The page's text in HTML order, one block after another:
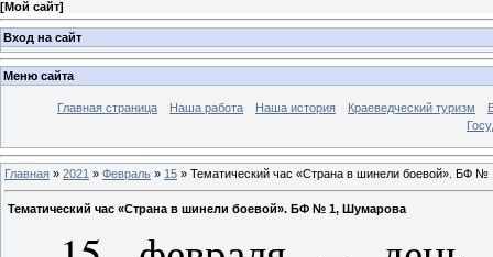
[Мой сайт]
Вход на сайт
Меню сайта
Главная страница Наша работа Наша история Краеведческий туризм
Главная » 2021 » Февраль » 15 » Тематический час «Страна в шинели боевой». БФ
Тематический час «Страна в шинели боевой». БФ № 1, Шумарова